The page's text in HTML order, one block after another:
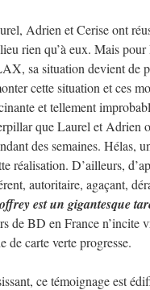
Adrien et Cerise ont
rien qu’à eux. Mais
sa situation devient de
cette situation et ces
et tellement
que Laurel et Adrien
des semaines. Hélas,
réalisation. D’ailleurs,
autoritaire, agaçant,
est un gigantesque
de BD en France n’incite
de carte verte progresse.
ce témoignage est